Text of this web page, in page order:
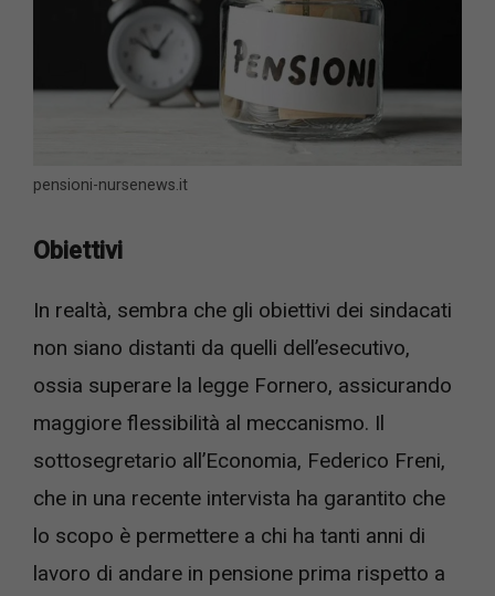
pensioni-nursenews.it
Obiettivi
In realtà, sembra che gli obiettivi dei sindacati
non siano distanti da quelli dell’esecutivo,
ossia superare la legge Fornero, assicurando
maggiore flessibilità al meccanismo. Il
sottosegretario all’Economia, Federico Freni,
che in una recente intervista ha garantito che
lo scopo è permettere a chi ha tanti anni di
lavoro di andare in pensione prima rispetto a